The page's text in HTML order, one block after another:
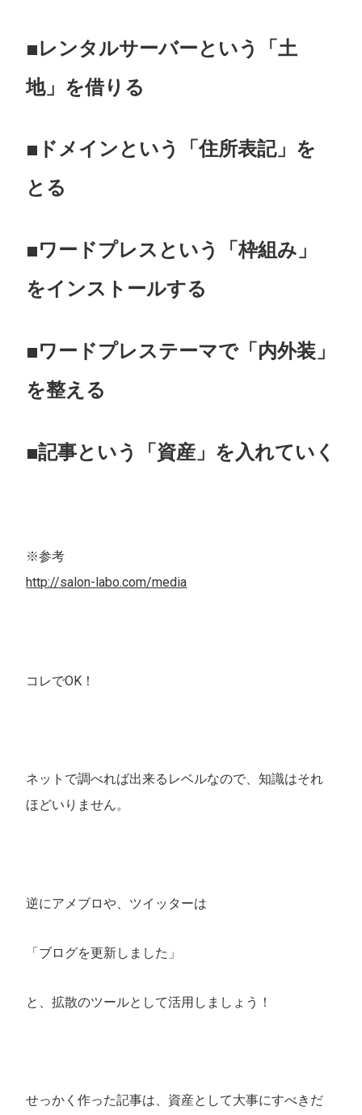
■レンタルサーバーという「土
地」を借りる
■ドメインという「住所表記」を
とる
■ワードプレスという「枠組み」
をインストールする
■ワードプレステーマで「内外装」
を整える
■記事という「資産」を入れていく
※参考
http://salon-labo.com/media
コレでOK！
ネットで調べれば出来るレベルなので、知識はそれ
ほどいりません。
逆にアメブロや、ツイッターは
「ブログを更新しました」
と、拡散のツールとして活用しましょう！
せっかく作った記事は、資産として大事にすべきだ